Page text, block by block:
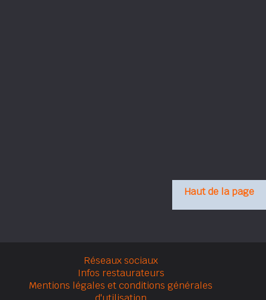
Haut de la page
Réseaux sociaux
Infos restaurateurs
Mentions légales et conditions générales